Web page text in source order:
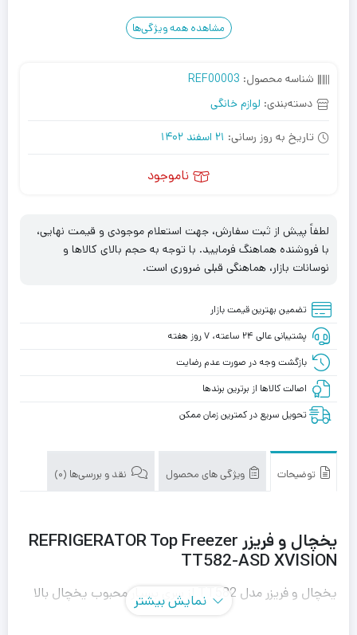
مشاهده همه ویژگی‌ها
شناسه محصول: REF00003
دسته‌بندی: لوازم خانگی
تاریخ به روز رسانی: 21 اسفند 1402
ناموجود
لطفاً پیش از ثبت سفارش، جهت استعلام موجودی و قیمت نهایی،
با فروشنده هماهنگ فرمایید. با توجه به حجم بالای کالاها و
نوسانات بازار، هماهنگی قبلی ضروری است.
تضمین بهترین قیمت بازار
پشتیبانی عالی ۲۴ ساعته، ۷ روز هفته
بازگشت وجه در صورت عدم رضایت
اصالت کالاها از برترین برندها
تحویل سریع در کمترین زمان ممکن
توضیحات ویژگی های محصول نقد و بررسی‌ها (0)
یخچال و فریزر REFRIGERATOR Top Freezer
TT582-ASD XVISION
یخچال و فریزر مدل TT582 از سری بسیار محبوب یخچال بالا
نمایش بیشتر